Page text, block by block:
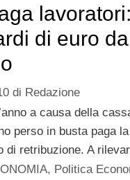
di euro
di Redazione
a causa della
perso in busta paga
di retribuzione. A
, Politica